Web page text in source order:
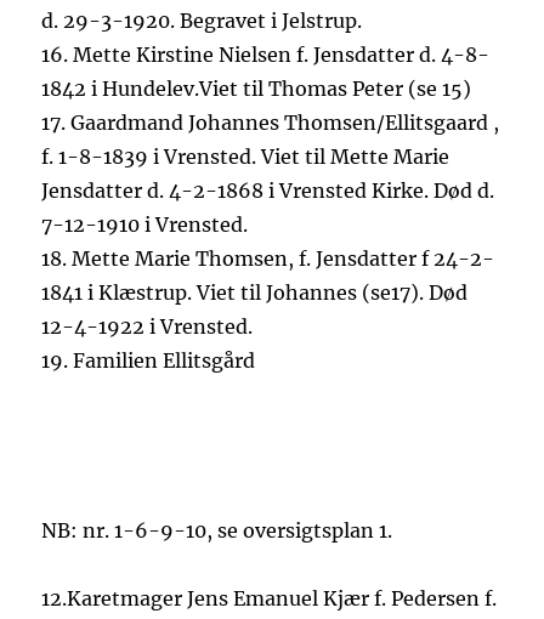
d. 29-3-1920. Begravet i Jelstrup.
16.Mette Kirstine Nielsen f. Jensdatter d. 4-8-
1842 iHundelev.Viet til Thomas Peter (se 15)
17.Gaardmand Johannes Thomsen/Ellitsgaard ,
f. 1-8-1839 i Vrensted. Viet til Mette Marie
Jensdatter d. 4-2-1868 i Vrensted Kirke. Død d.
7-12-1910 i Vrensted.
18.Mette Marie Thomsen,f. Jensdatter f 24-2-
1841 i Klæstrup. Viet til Johannes (se17). Død
12-4-1922 i Vrensted.
19.Familien Ellitsgård
NB: nr. 1-6-9-10, se oversigtsplan 1.
12.Karetmager Jens Emanuel Kjær f. Pedersen f.